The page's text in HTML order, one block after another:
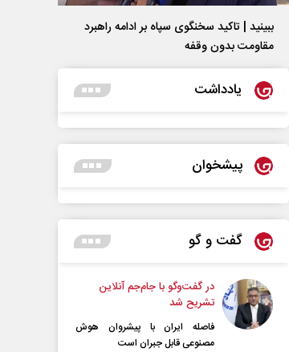
ببینید | تاکید سخنگوی سپاه بر ادامه راهبرد
مقاومت بدون وقفه
یادداشت
پیشخوان
گفت و گو
در گفت‌و‌گو با جام‌جم آنلاین
تشریح شد
فاصله ایران با پیشرو‌ان هوش
مصنوعی قابل جبران است